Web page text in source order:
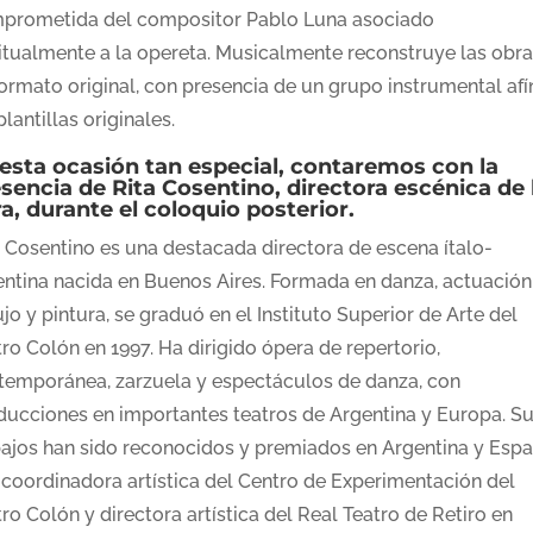
del compositor Pablo Luna asociado
a la opereta. Musicalmente reconstruye las
original, con presencia de un grupo instrumental
originales.
ocasión tan especial, contaremos con la
de Rita Cosentino, directora escénica de
durante el coloquio posterior.
Cosentino es una destacada directora de escena ítalo-
nacida en Buenos Aires. Formada en danza,
y pintura, se graduó en el Instituto Superior de Arte del
Colón en 1997. Ha dirigido ópera de repertorio,
zarzuela y espectáculos de danza, con
en importantes teatros de Argentina y Europa.
han sido reconocidos y premiados en Argentina y
coordinadora artística del Centro de Experimentación del
Colón y directora artística del Real Teatro de Retiro en